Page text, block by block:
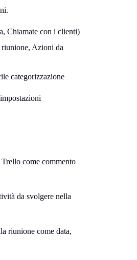
Chiamate con i clienti)
riunione, Azioni da
categorizzazione
come commento
da svolgere nella
riunione come data,